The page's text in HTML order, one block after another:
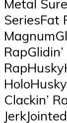
Metal
SeriesFat
Clackin’